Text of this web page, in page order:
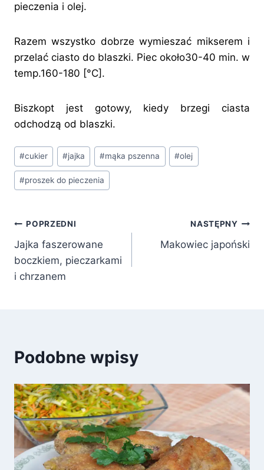
pieczenia i olej.
Razem wszystko dobrze wymieszać mikserem i
przelać ciasto do blaszki. Piec około30-40 min. w
temp.160-180 [°C].
Biszkopt jest gotowy, kiedy brzegi ciasta
odchodzą od blaszki.
Tagi
wpisu:
#cukier #jajka #mąka pszenna #olej
#proszek do pieczenia
Nawigacja
wpisu
POPRZEDNI
Jajka faszerowane
boczkiem, pieczarkami
i chrzanem
NASTĘPNY
Makowiec japoński
Podobne wpisy